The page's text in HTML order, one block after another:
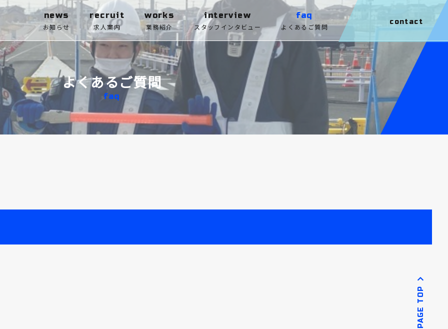
news
お知らせ
recruit
求人案内
works
業務紹介
interview
スタッフインタビュー
faq
よくあるご質問
contact
よくあるご質問
faq
PAGE TOP